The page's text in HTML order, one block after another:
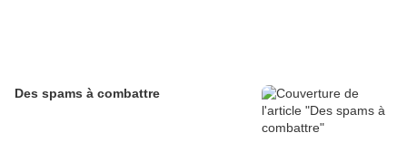
Des spams à combattre